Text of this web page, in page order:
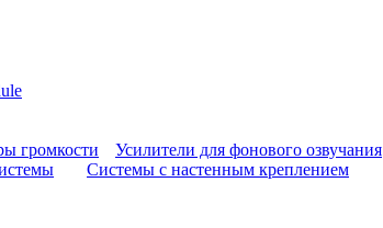
громкости Усилители для фонового озвучания
Системы с настенным креплением